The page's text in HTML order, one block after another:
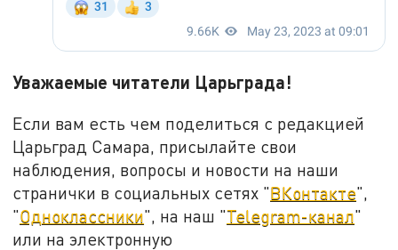
Уважаемые читатели Царьграда!
Если вам есть чем поделиться с редакцией
Царьград Самара, присылайте свои
наблюдения, вопросы и новости на наши
странички в социальных сетях "ВКонтакте",
"Одноклассники", на наш "Telegram-канал"
или на электронную